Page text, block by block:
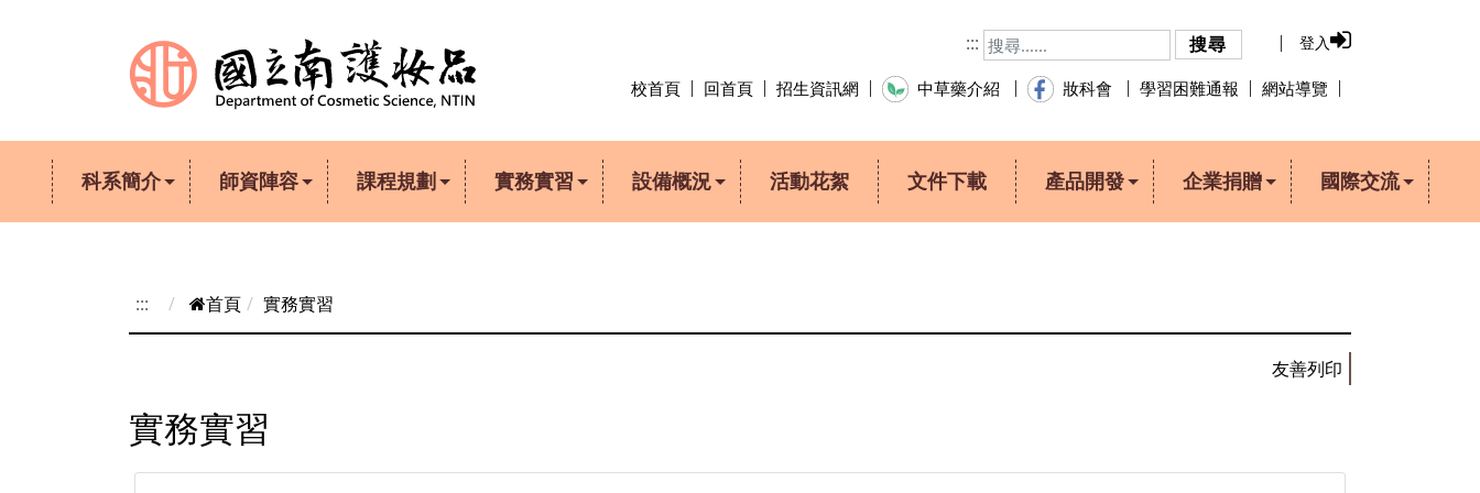
::: 搜尋 登入
校首頁 回首頁 招生資訊網 中草藥介紹 妝科會 學習困難通報 網站導覽
科系簡介 師資陣容 課程規劃 實務實習 設備概況 活動花絮 文件下載 產品開發 企業捐贈 國際交流
::: 首頁 實務實習
實務實習